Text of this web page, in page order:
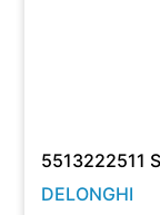
5513222511
DELONGHI